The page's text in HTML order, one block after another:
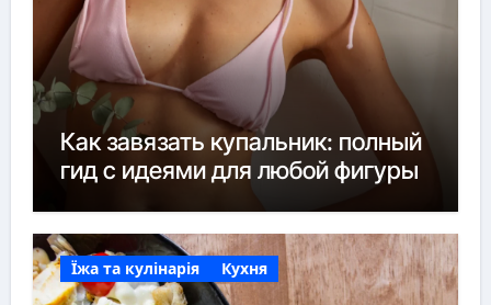
Как завязать купальник: полный
гид с идеями для любой фигуры
Їжа та кулінарія Кухня